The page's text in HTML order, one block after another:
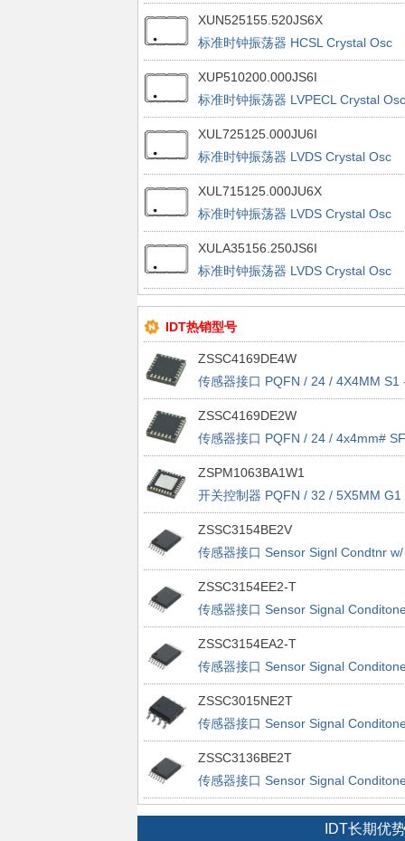
100ppm 3.3V 100Mhz
XUN525155.520JS6X
标准时钟振荡器 HCSL Crystal Osc
50ppm 2.5V 155.52Mhz
XUP510200.000JS6I
标准时钟振荡器 LVPECL Crystal Osc
100ppm 1.8V 200Mhz
XUL725125.000JU6I
标准时钟振荡器 LVDS Crystal Osc
50ppm 2.5V 125Mhz
XUL715125.000JU6X
标准时钟振荡器 LVDS Crystal Osc
50ppm 1.8V 125Mhz
XULA35156.250JS6I
标准时钟振荡器 LVDS Crystal Osc
50ppm 3.3V 156.25Mhz
IDT热销型号
ZSSC4169DE4W
传感器接口 PQFN / 24 / 4X4MM S1
TAPE&REEL - 7"
ZSSC4169DE2W
传感器接口 PQFN / 24 / 4x4mm#
tape&reel - 7"
ZSPM1063BA1W1
开关控制器 PQFN / 32 / 5X5MM G1
TAPE&REEL - 7"
ZSSC3154BE2V
传感器接口 Sensor Signl Condtnr w/
Dual Analog Out
ZSSC3154EE2-T
传感器接口 Sensor Signal
ZSSC3154EA2-T
传感器接口 Sensor Signal
ZSSC3015NE2T
传感器接口 Sensor Signal
ZSSC3136BE2T
传感器接口 Sensor Signal
IDT长期优